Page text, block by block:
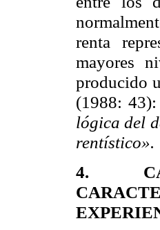
renta
mayores
producido
(1988: 43):
lógica del
rentístico».
4.